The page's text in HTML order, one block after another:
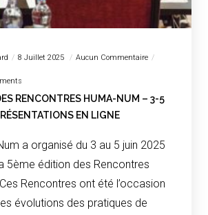
8 Juillet 2025
Aucun Commentaire
RENCONTRES HUMA-NUM – 3-5
EN LIGNE
a organisé du 3 au 5 juin 2025
5ème édition des Rencontres
Rencontres ont été l’occasion
évolutions des pratiques de